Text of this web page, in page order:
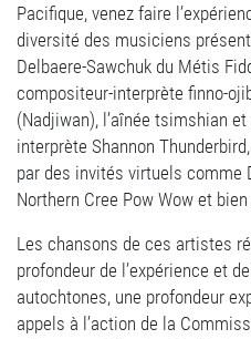
Pacifique, venez faire
diversité des musiciens
Delbaere-Sawchuk du Métis
compositeur-interprète finno-
(Nadjiwan), l’aînée tsimshian
interprète Shannon
par des invités virtuels comme
Northern Cree Pow Wow et
Les chansons de ces artistes
profondeur de l’expérience et
autochtones, une profondeur
appels à l’action de la